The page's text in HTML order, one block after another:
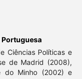
Ciências Políticas e
de Madrid (2008),
do Minho (2002) e